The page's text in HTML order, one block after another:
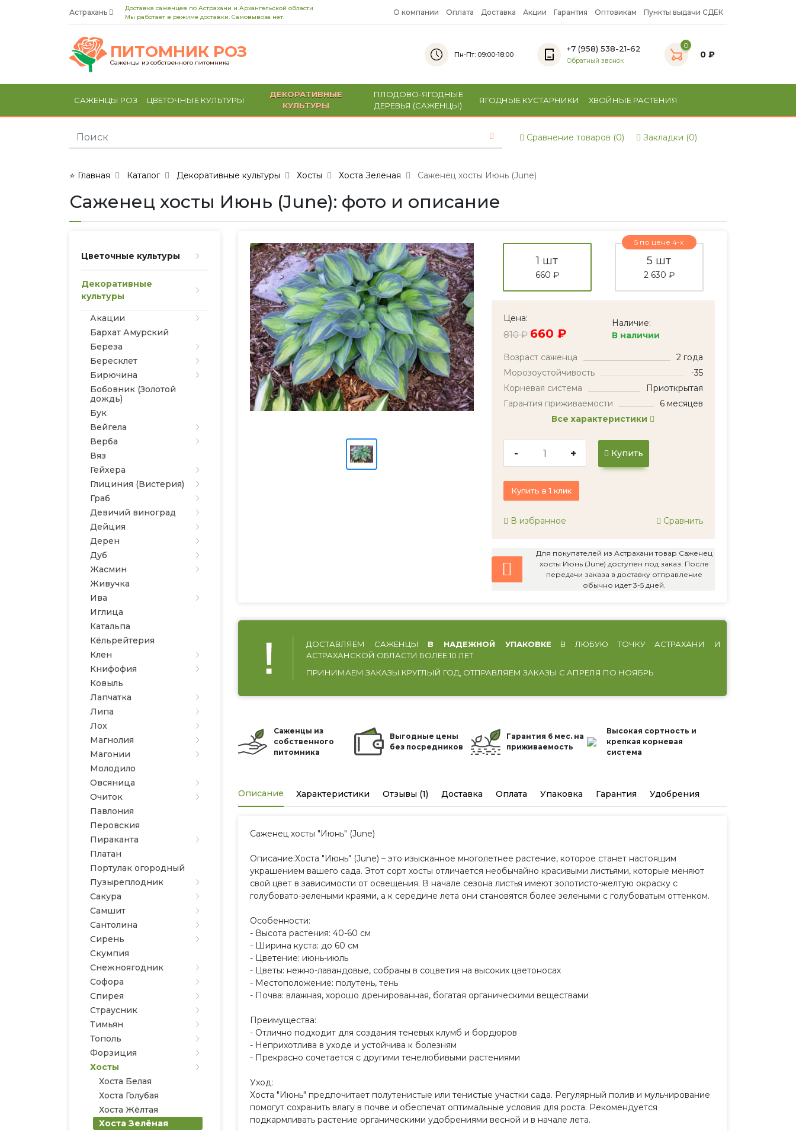
Астрахань
Доставка саженцев по Астрахани и Архангельской области
Мы работает в режиме доставки. Самовывоза нет.
О компании Оплата Доставка Акции Гарантия Оптовикам Пункты выдачи СДЕК
ПИТОМНИК РОЗ
Саженцы из собственного питомника
Пн-Пт: 09:00-18:00
+7 (958) 538-21-62
Обратный звонок
0
0 ₽
САЖЕНЦЫ РОЗ ЦВЕТОЧНЫЕ КУЛЬТУРЫ
ДЕКОРАТИВНЫЕ
КУЛЬТУРЫ
ПЛОДОВО-ЯГОДНЫЕ
ДЕРЕВЬЯ (САЖЕНЦЫ)
ЯГОДНЫЕ КУСТАРНИКИ ХВОЙНЫЕ РАСТЕНИЯ
Сравнение товаров (0) Закладки (0)
⭐ Главная Каталог Декоративные культуры Хосты Хоста Зелёная Саженец хосты Июнь (June)
Саженец хосты Июнь (June): фото и описание
Цветочные культуры
Декоративные
культуры
Акации
Бархат Амурский
Береза
Бересклет
Бирючина
Бобовник (Золотой
дождь)
Бук
Вейгела
Верба
Вяз
Гейхера
Глициния (Вистерия)
Граб
Девичий виноград
Дейция
Дерен
Дуб
Жасмин
Живучка
Ива
Иглица
Катальпа
Кёльрейтерия
Клен
Книфофия
Ковыль
Лапчатка
Липа
Лох
Магнолия
Магонии
Молодило
Овсяница
Очиток
Павлония
Перовския
Пираканта
Платан
Портулак огородный
Пузыреплодник
Сакура
Самшит
Сантолина
Сирень
Скумпия
Снежноягодник
Софора
Спирея
Страусник
Тимьян
Тополь
Форзиция
Хосты
Хоста Белая
Хоста Голубая
Хоста Жёлтая
Хоста Зелёная
1 шт
660 ₽
5 по цене 4-х
5 шт
2 630 ₽
Цена:
810 ₽ 660 ₽
Наличие:
В наличии
Возраст саженца
2 года
Морозоустойчивость
-35
Корневая система
Приоткрытая
Гарантия приживаемости
6 месяцев
Все характеристики
- + Купить
Купить в 1 клик
В избранное Сравнить
Для покупателей из Астрахани товар Саженец
хосты Июнь (June) доступен под заказ. После
передачи заказа в доставку отправление
обычно идет 3-5 дней.
ДОСТАВЛЯЕМ САЖЕНЦЫ В НАДЕЖНОЙ УПАКОВКЕ В ЛЮБУЮ ТОЧКУ АСТРАХАНИ И
АСТРАХАНСКОЙ ОБЛАСТИ БОЛЕЕ 10 ЛЕТ.
ПРИНИМАЕМ ЗАКАЗЫ КРУГЛЫЙ ГОД, ОТПРАВЛЯЕМ ЗАКАЗЫ С АПРЕЛЯ ПО НОЯБРЬ
Саженцы из
собственного
питомника
Выгодные цены
без посредников
Гарантия 6 мес. на
приживаемость
Высокая сортность и
крепкая корневая
система
Описание Характеристики Отзывы (1) Доставка Оплата Упаковка Гарантия Удобрения
Саженец хосты "Июнь" (June)
Описание:Хоста "Июнь" (June) – это изысканное многолетнее растение, которое станет настоящим
украшением вашего сада. Этот сорт хосты отличается необычайно красивыми листьями, которые меняют
свой цвет в зависимости от освещения. В начале сезона листья имеют золотисто-желтую окраску с
голубовато-зелеными краями, а к середине лета они становятся более зелеными с голубоватым оттенком.
Особенности:
- Высота растения: 40-60 см
- Ширина куста: до 60 см
- Цветение: июнь-июль
- Цветы: нежно-лавандовые, собраны в соцветия на высоких цветоносах
- Местоположение: полутень, тень
- Почва: влажная, хорошо дренированная, богатая органическими веществами
Преимущества:
- Отлично подходит для создания теневых клумб и бордюров
- Неприхотлива в уходе и устойчива к болезням
- Прекрасно сочетается с другими тенелюбивыми растениями
Уход:
Хоста "Июнь" предпочитает полутенистые или тенистые участки сада. Регулярный полив и мульчирование
помогут сохранить влагу в почве и обеспечат оптимальные условия для роста. Рекомендуется
подкармливать растение органическими удобрениями весной и в начале лета.